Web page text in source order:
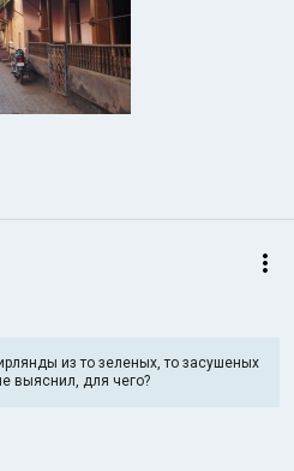
из то зеленых, то засушеных
выяснил, для чего?